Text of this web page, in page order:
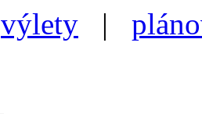
výlety |